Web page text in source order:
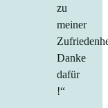
zu
meiner
Danke
dafür
!“